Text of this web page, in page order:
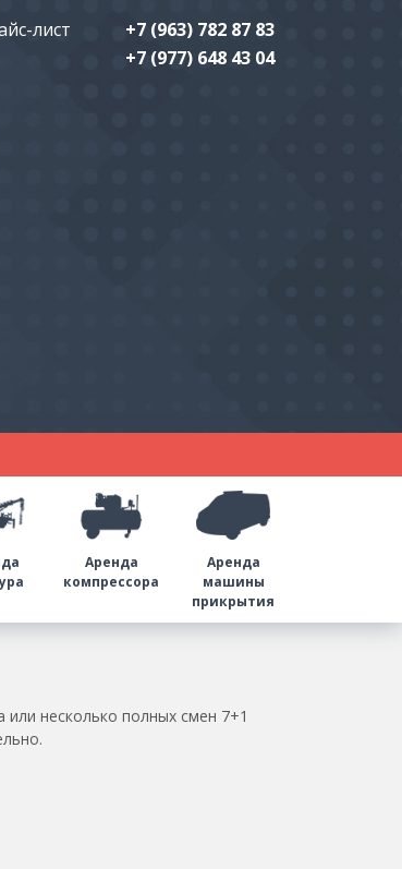
лист
+7 (963) 782 87 83
+7 (977) 648 43 04
Аренда
компрессора
Аренда
машины
прикрытия
несколько полных смен 7+1